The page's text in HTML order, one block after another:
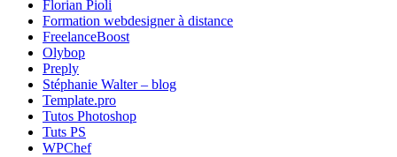
Florian Pioli
Formation webdesigner à distance
FreelanceBoost
Olybop
Preply
Stéphanie Walter – blog
Template.pro
Tutos Photoshop
Tuts PS
WPChef